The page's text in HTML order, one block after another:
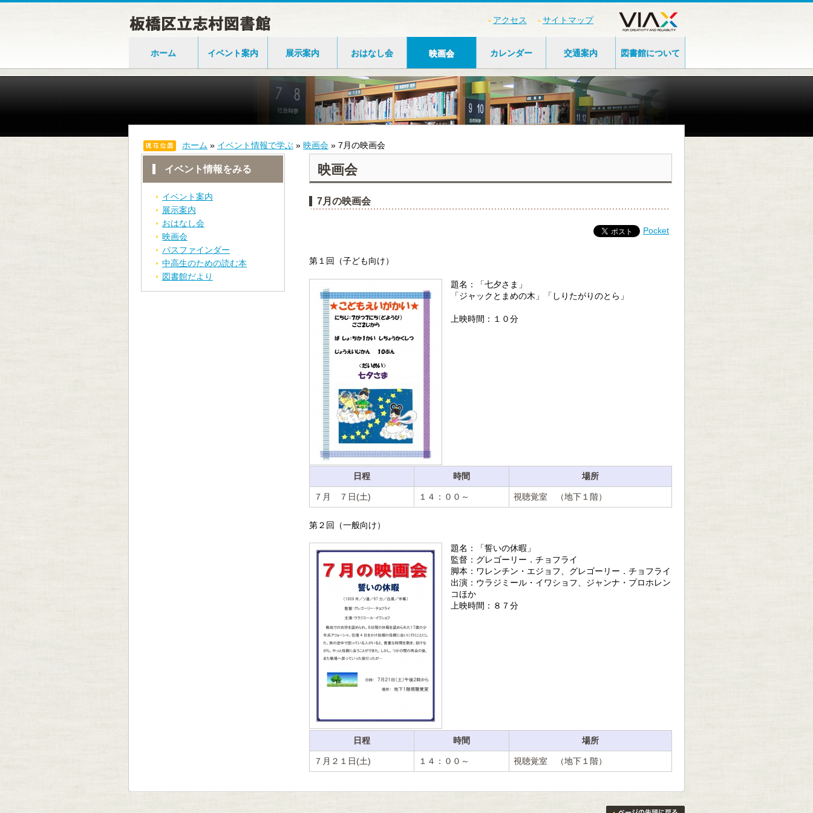
アクセス サイトマップ
ホーム イベント案内 展示案内 おはなし会 映画会 カレンダー 交通案内 図書館について
ホーム » イベント情報で学ぶ » 映画会 » 7月の映画会
イベント情報をみる
イベント案内
展示案内
おはなし会
映画会
パスファインダー
中高生のための読む本
図書館だより
映画会
7月の映画会
Pocket
第１回（子ども向け）
題名：「七夕さま」
「ジャックとまめの木」「しりたがりのとら」
上映時間：１０分
日程 時間 場所
７月 ７日(土) １４：００～ 視聴覚室 （地下１階）
第２回（一般向け）
題名：「誓いの休暇」
監督：グレゴーリー．チョフライ
脚本：ワレンチン・エジョフ、グレゴーリー．チョフライ
出演：ウラジミール・イワショフ、ジャンナ・プロホレン
コほか
上映時間：８７分
日程 時間 場所
７月２１日(土) １４：００～ 視聴覚室 （地下１階）